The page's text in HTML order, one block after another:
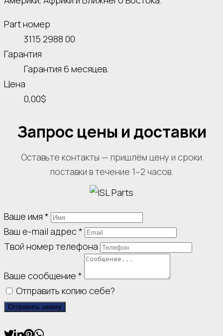
Part номер
3115 2988 00
Гарантия
Гарантия 6 месяцев.
Цена
0,00$
Запрос цены и доставки
Оставьте контакты — пришлём цену и сроки
поставки в течение 1–2 часов.
Ваше имя *
Ваш e-mail адрес*
Твой номер телефона
Ваше сообщение *
Отправить копию себе?
Отправить заявку